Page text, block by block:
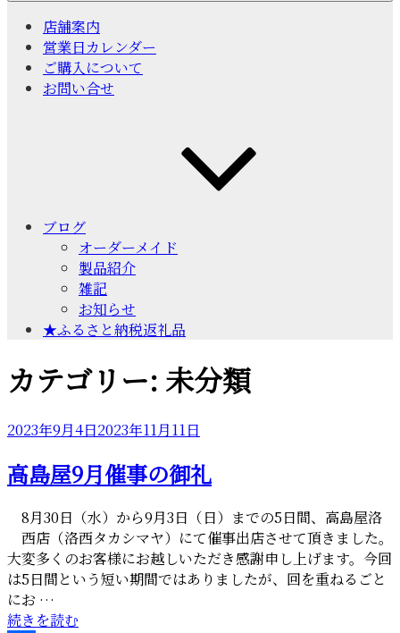
店舗案内
営業日カレンダー
ご購入について
お問い合せ
ブログ
オーダーメイド
製品紹介
雑記
お知らせ
★ふるさと納税返礼品
カテゴリー: 未分類
投
日:
2023年9月4日2023年11月11日
高島屋9月催事の御礼
8月30日（水）から9月3日（日）までの5日間、高島屋洛
西店（洛西タカシマヤ）にて催事出店させて頂きました。
大変多くのお客様にお越しいただき感謝申し上げます。今回
は5日間という短い期間ではありましたが、回を重ねるごと
にお …
“高
続きを読む